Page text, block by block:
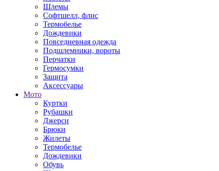
Шлемы
Софтшелл, флис
Термобелье
Дождевики
Повседневная одежда
Подшлемники, вороты
Перчатки
Гермосумки
Защита
Аксессуары
Мото
Куртки
Рубашки
Джерси
Брюки
Жилеты
Термобелье
Дождевики
Обувь